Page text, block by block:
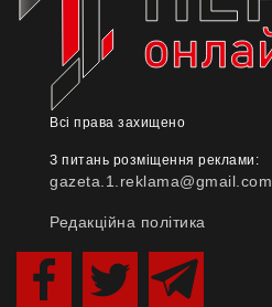
Всі права захищено
З питань розміщення реклами:
gazeta.1.reklama@gmail.com
Редакційна політика